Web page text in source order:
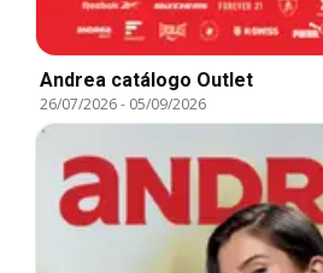
Andrea catálogo Outlet
26/07/2026- 05/09/2026